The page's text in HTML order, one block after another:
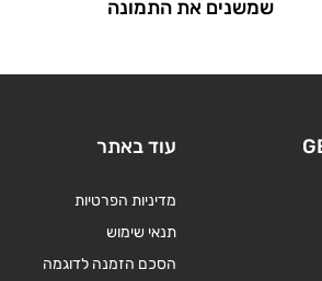
שמשנים את התמונה
עוד באתר
מדיניות הפרטיות
תנאי שימוש
הסכם הזמנה לדוגמה